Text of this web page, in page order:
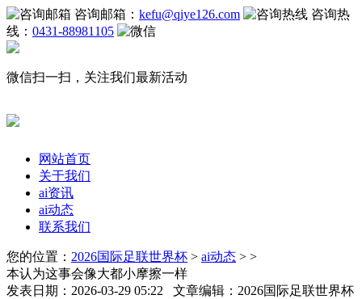
咨询邮箱： kefu@qiye126.com
咨询热
线： 0431-88981105
微信扫一扫，关注我们最新活动
网站首页
关于我们
ai资讯
ai动态
联系我们
您的位置： 2026国际足联世界杯 > ai动态 > >
本认为这事会像大都小摩擦一样
发表日期：2026-03-29 05:22 文章编辑：2026国际足联世界杯